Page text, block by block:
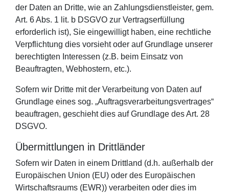
der Daten an Dritte, wie an Zahlungsdienstleister, gem.
Art. 6 Abs. 1 lit. b DSGVO zur Vertragserfüllung
erforderlich ist), Sie eingewilligt haben, eine rechtliche
Verpflichtung dies vorsieht oder auf Grundlage unserer
berechtigten Interessen (z.B. beim Einsatz von
Beauftragten, Webhostern, etc.).
Sofern wir Dritte mit der Verarbeitung von Daten auf
Grundlage eines sog. „Auftragsverarbeitungsvertrages“
beauftragen, geschieht dies auf Grundlage des Art. 28
DSGVO.
Übermittlungen in Drittländer
Sofern wir Daten in einem Drittland (d.h. außerhalb der
Europäischen Union (EU) oder des Europäischen
Wirtschaftsraums (EWR)) verarbeiten oder dies im